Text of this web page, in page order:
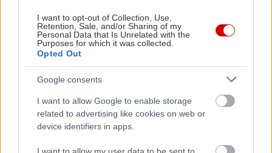
I want to opt-out of Collection, Use,
Retention, Sale, and/or Sharing of my
Personal Data that Is Unrelated with the
Purposes for which it was collected.
Opted Out
Google consents
I want to allow Google to enable storage
related to advertising like cookies on web or
device identifiers in apps.
Διαβάστε επίσης